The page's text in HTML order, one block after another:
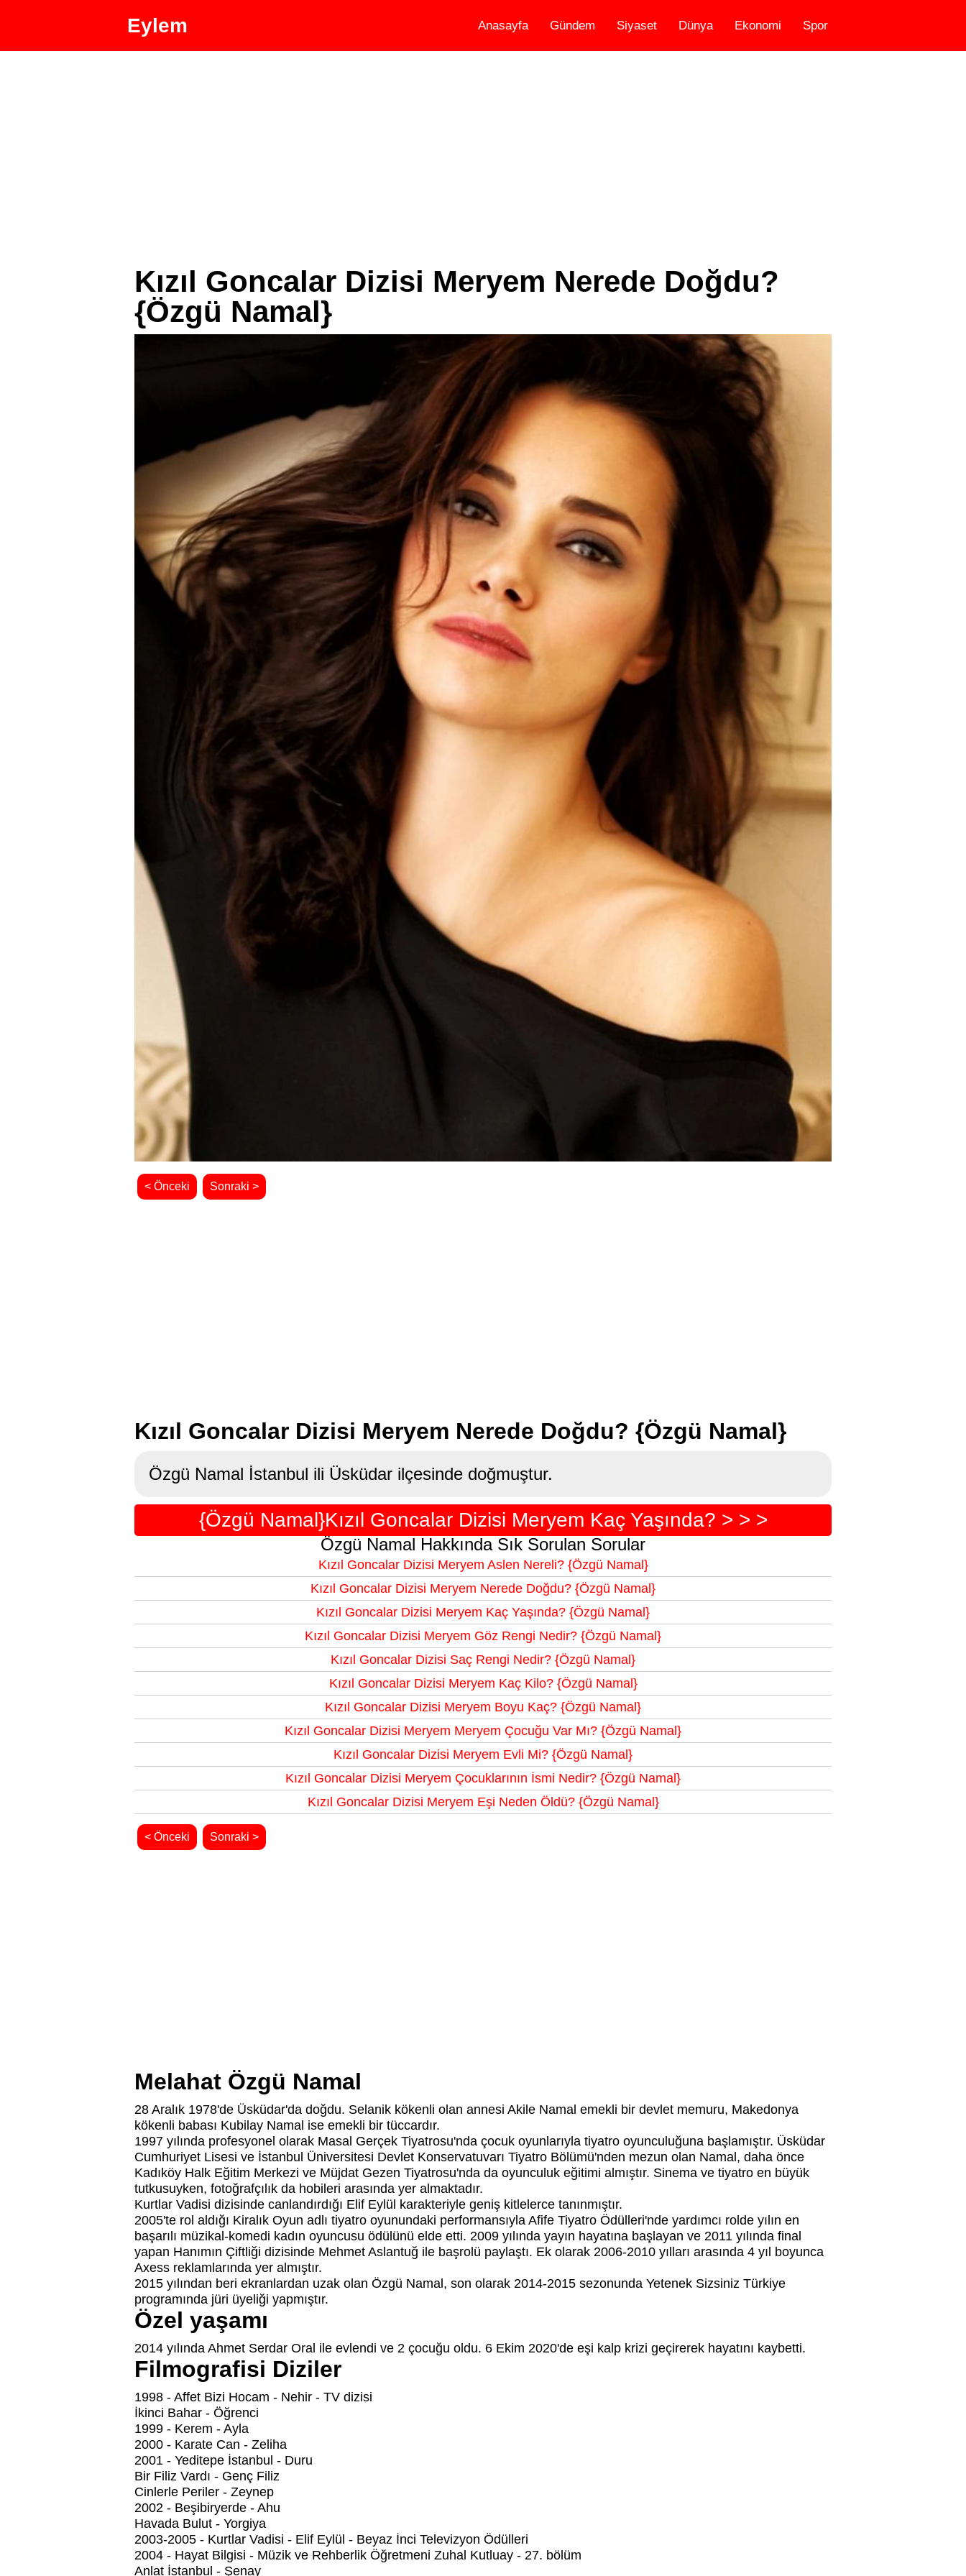
Eylem Anasayfa Gündem Siyaset Dünya Ekonomi Spor
Kızıl Goncalar Dizisi Meryem Nerede Doğdu?
{Özgü Namal}
< Önceki Sonraki >
Kızıl Goncalar Dizisi Meryem Nerede Doğdu? {Özgü Namal}
Özgü Namal İstanbul ili Üsküdar ilçesinde doğmuştur.
{Özgü Namal}Kızıl Goncalar Dizisi Meryem Kaç Yaşında? > > >
Özgü Namal Hakkında Sık Sorulan Sorular
Kızıl Goncalar Dizisi Meryem Aslen Nereli? {Özgü Namal}
Kızıl Goncalar Dizisi Meryem Nerede Doğdu? {Özgü Namal}
Kızıl Goncalar Dizisi Meryem Kaç Yaşında? {Özgü Namal}
Kızıl Goncalar Dizisi Meryem Göz Rengi Nedir? {Özgü Namal}
Kızıl Goncalar Dizisi Saç Rengi Nedir? {Özgü Namal}
Kızıl Goncalar Dizisi Meryem Kaç Kilo? {Özgü Namal}
Kızıl Goncalar Dizisi Meryem Boyu Kaç? {Özgü Namal}
Kızıl Goncalar Dizisi Meryem Meryem Çocuğu Var Mı? {Özgü Namal}
Kızıl Goncalar Dizisi Meryem Evli Mi? {Özgü Namal}
Kızıl Goncalar Dizisi Meryem Çocuklarının İsmi Nedir? {Özgü Namal}
Kızıl Goncalar Dizisi Meryem Eşi Neden Öldü? {Özgü Namal}
< Önceki Sonraki >
Melahat Özgü Namal
28 Aralık 1978'de Üsküdar'da doğdu. Selanik kökenli olan annesi Akile Namal emekli bir devlet memuru, Makedonya
kökenli babası Kubilay Namal ise emekli bir tüccardır.
1997 yılında profesyonel olarak Masal Gerçek Tiyatrosu'nda çocuk oyunlarıyla tiyatro oyunculuğuna başlamıştır. Üsküdar
Cumhuriyet Lisesi ve İstanbul Üniversitesi Devlet Konservatuvarı Tiyatro Bölümü'nden mezun olan Namal, daha önce
Kadıköy Halk Eğitim Merkezi ve Müjdat Gezen Tiyatrosu'nda da oyunculuk eğitimi almıştır. Sinema ve tiyatro en büyük
tutkusuyken, fotoğrafçılık da hobileri arasında yer almaktadır.
Kurtlar Vadisi dizisinde canlandırdığı Elif Eylül karakteriyle geniş kitlelerce tanınmıştır.
2005'te rol aldığı Kiralık Oyun adlı tiyatro oyunundaki performansıyla Afife Tiyatro Ödülleri'nde yardımcı rolde yılın en
başarılı müzikal-komedi kadın oyuncusu ödülünü elde etti. 2009 yılında yayın hayatına başlayan ve 2011 yılında final
yapan Hanımın Çiftliği dizisinde Mehmet Aslantuğ ile başrolü paylaştı. Ek olarak 2006-2010 yılları arasında 4 yıl boyunca
Axess reklamlarında yer almıştır.
2015 yılından beri ekranlardan uzak olan Özgü Namal, son olarak 2014-2015 sezonunda Yetenek Sizsiniz Türkiye
programında jüri üyeliği yapmıştır.
Özel yaşamı
2014 yılında Ahmet Serdar Oral ile evlendi ve 2 çocuğu oldu. 6 Ekim 2020'de eşi kalp krizi geçirerek hayatını kaybetti.
Filmografisi Diziler
1998 - Affet Bizi Hocam - Nehir - TV dizisi
İkinci Bahar - Öğrenci
1999 - Kerem - Ayla
2000 - Karate Can - Zeliha
2001 - Yeditepe İstanbul - Duru
Bir Filiz Vardı - Genç Filiz
Cinlerle Periler - Zeynep
2002 - Beşibiryerde - Ahu
Havada Bulut - Yorgiya
2003-2005 - Kurtlar Vadisi - Elif Eylül - Beyaz İnci Televizyon Ödülleri
2004 - Hayat Bilgisi - Müzik ve Rehberlik Öğretmeni Zuhal Kutluay - 27. bölüm
Anlat İstanbul - Şenay